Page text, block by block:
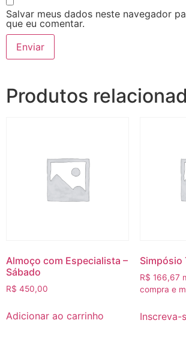
Salvar meus dados neste navegador
que eu comentar.
Produtos
Almoço com Especialista –
Sábado
R$ 450,00
Adicionar ao carrinho
Simpósio
R$ 166,67
compra e
Inscreva-